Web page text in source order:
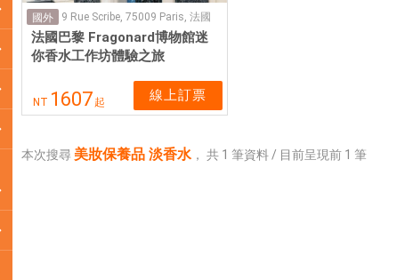
國外 9 Rue Scribe, 75009 Paris, 法國
法國巴黎 Fragonard博物館迷
你香水工作坊體驗之旅
NT 1607 起 線上訂票
本次搜尋 美妝保養品 淡香水 ， 共 1 筆資料 / 目前呈現前 1 筆